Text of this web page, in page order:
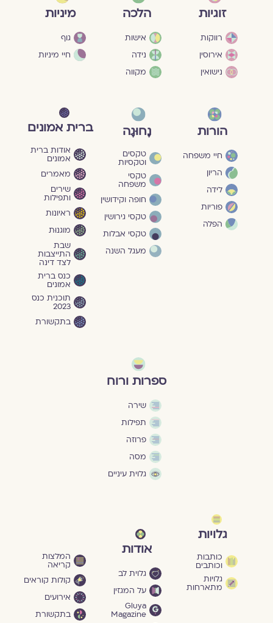
זוגיות
רווקות
אירוסין
נישואין
הלכה
אישות
נידה
מקווה
מיניות
גוף
חיי מיניות
הורות
חיי משפחה
הריון
לידה
פוריות
הפלה
נָחוּגָה
טקסים
וטקסיות
טקסי
משפחה
חופה וקידושין
טקסי גירושין
טקסי אבלות
מעגל השנה
ברית אמונים
אודות ברית
אמונים
מאמרים
שירים
ותפילות
ראיונות
מוגנוּת
שבת
התייצבות
לצד דינה
כנס ברית
אמונים
תוכנית כנס
2023
בתקשורת
ספרות ורוח
שירה
תפילות
פרוזה
מסה
גלוית עיניים
גלויות
כותבות
וכותבים
גלויות
מתארחות
אודות
גלוית לב
על המגזין
Gluya
Magazine
המלצות
קריאה
קולות קוראים
אירועים
בתקשורת